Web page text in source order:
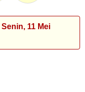
Senin, 11 Mei